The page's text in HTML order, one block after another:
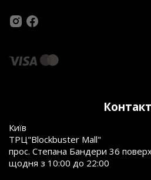
Київ
ТРЦ"Blockbuster Mall"
прос. Степана Бандери 36
щодня з 10:00 до 22:00